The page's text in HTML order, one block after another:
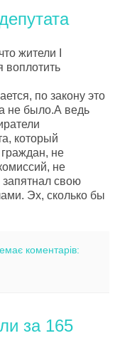
жители I
воплотить
по закону это
не было.А ведь
который
не
не
свою
Эх, сколько бы
коментарів:
за 165